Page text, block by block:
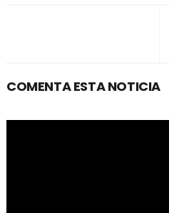
COMENTA ESTA NOTICIA